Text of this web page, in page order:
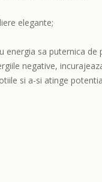
elegante;
sa puternica de
negative,
si a-si atinge